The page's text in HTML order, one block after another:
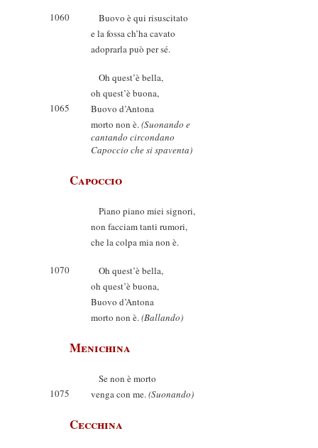
1060
Buovo è qui risuscitato
e la fossa ch’ha cavato
adoprarla può per sé.
Oh quest’è bella,
oh quest’è buona,
1065
Buovo d’Antona
morto non è.(Suonando e
cantando circondano
Capoccio che si spaventa)
Capoccio
Piano piano miei signori,
non facciam tanti rumori,
che la colpa mia non è.
1070
Oh quest’è bella,
oh quest’è buona,
Buovo d’Antona
morto non è.(Ballando)
Menichina
Se non è morto
1075
venga con me.(Suonando)
Cecchina